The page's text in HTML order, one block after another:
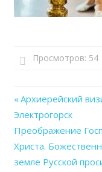
Просмотров: 54
Навигация
по
записям
Previous
Post:
Архиерейский
Электрогорск
Next
Post:
Преображение
Христа.
земле Русской